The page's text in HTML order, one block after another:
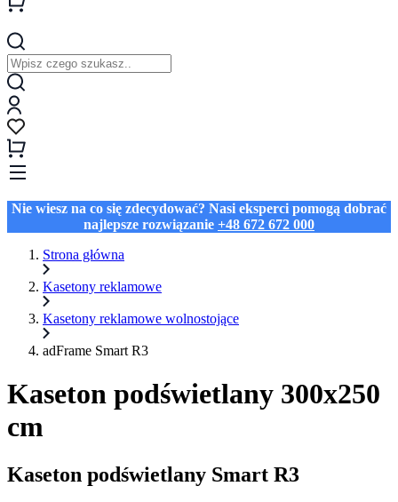
Nie wiesz na co się zdecydować? Nasi eksperci pomogą dobrać
najlepsze rozwiązanie +48 672 672 000
Strona główna
Kasetony reklamowe
Kasetony reklamowe wolnostojące
adFrame Smart R3
Kaseton podświetlany 300x250
cm
Kaseton podświetlany Smart R3